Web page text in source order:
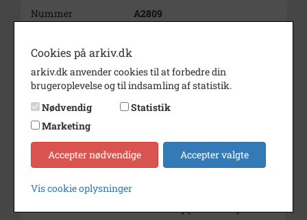
Nummer
A2809
Arkivskaber
Beskrivelse
Anna Kirstine Mikkelsen,
Periode
Se på kort
Type
Sogn (1000-2050)
Enhed
Kommune) (1000-2050)
Cookies på arkiv.dk
arkiv.dk anvender cookies til at forbedre din
brugeroplevelse og til indsamling af statistik.
Nødvendig
Statistik
Marketing
Accepter nødvendige Accepter valgte
Vis cookie oplysninger